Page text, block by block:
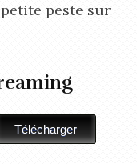
peste sur